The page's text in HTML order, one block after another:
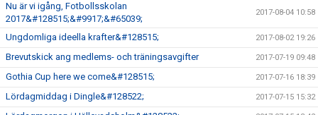
Nu är vi igång, Fotbollsskolan
2017&#128515;&#9917;&#65039;
2017-08-04 10:58
Ungdomliga ideella krafter&#128515; 2017-08-02 19:26
Brevutskick ang medlems- och träningsavgifter 2017-07-19 09:48
Gothia Cup here we come&#128515; 2017-07-16 18:39
Lördagmiddag i Dingle&#128522; 2017-07-15 15:32